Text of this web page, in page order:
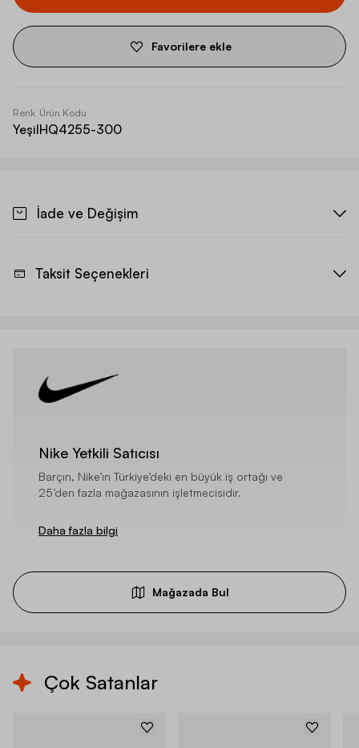
Favorilere ekle
Renk
Yeşil
Ürün Kodu
HQ4255-300
İade ve Değişim
Taksit Seçenekleri
Nike Yetkili Satıcısı
Barçın, Nike’ın Türkiye’deki en büyük iş ortağı ve
25’den fazla mağazasının işletmecisidir.
Daha fazla bilgi
Mağazada Bul
Çok Satanlar